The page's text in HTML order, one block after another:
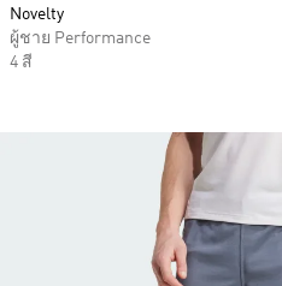
Novelty
ผู้ชาย Performance
4 สี